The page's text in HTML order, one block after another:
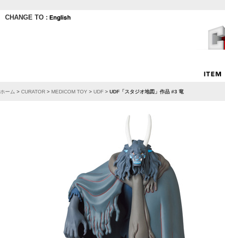
CHANGE TO :
ホーム > CURATOR > MEDICOM TOY > UDF > UDF「スタジオ地図」作品 #3 竜